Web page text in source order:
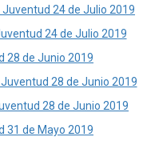
24 de Julio 2019
24 de Julio 2019
28 de Junio 2019
28 de Junio 2019
28 de Junio 2019
31 de Mayo 2019